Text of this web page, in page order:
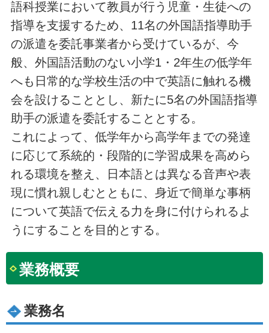
語科授業において教員が行う児童・生徒への
指導を支援するため、11名の外国語指導助手
の派遣を委託事業者から受けているが、今
般、外国語活動のない小学1・2年生の低学年
へも日常的な学校生活の中で英語に触れる機
会を設けることとし、新たに5名の外国語指導
助手の派遣を委託することとする。
これによって、低学年から高学年までの発達
に応じて系統的・段階的に学習成果を高めら
れる環境を整え、日本語とは異なる音声や表
現に慣れ親しむとともに、身近で簡単な事柄
について英語で伝える力を身に付けられるよ
うにすることを目的とする。
業務概要
業務名